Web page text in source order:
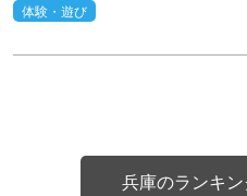
体験・遊び
兵庫のランキ